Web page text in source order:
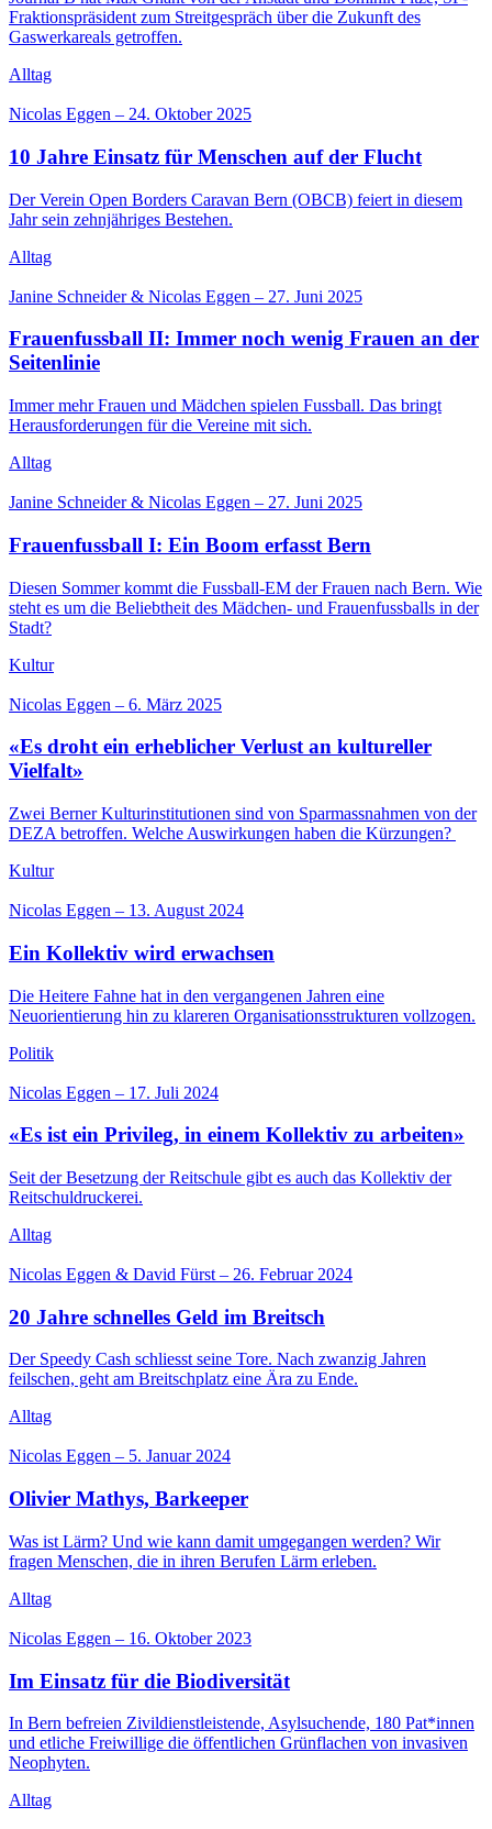
Fraktionspräsident zum Streitgespräch über die Zukunft des
Gaswerkareals getroffen.
Alltag
Nicolas Eggen – 24. Oktober 2025
10 Jahre Einsatz für Menschen auf der Flucht
Der Verein Open Borders Caravan Bern (OBCB) feiert in diesem
Jahr sein zehnjähriges Bestehen.
Alltag
Janine Schneider & Nicolas Eggen – 27. Juni 2025
Frauenfussball II: Immer noch wenig Frauen an der
Seitenlinie
Immer mehr Frauen und Mädchen spielen Fussball. Das bringt
Herausforderungen für die Vereine mit sich.
Alltag
Janine Schneider & Nicolas Eggen – 27. Juni 2025
Frauenfussball I: Ein Boom erfasst Bern
Diesen Sommer kommt die Fussball-EM der Frauen nach Bern. Wie
steht es um die Beliebtheit des Mädchen- und Frauenfussballs in der
Stadt?
Kultur
Nicolas Eggen – 6. März 2025
«Es droht ein erheblicher Verlust an kultureller
Vielfalt»
Zwei Berner Kulturinstitutionen sind von Sparmassnahmen von der
DEZA betroffen. Welche Auswirkungen haben die Kürzungen?
Kultur
Nicolas Eggen – 13. August 2024
Ein Kollektiv wird erwachsen
Die Heitere Fahne hat in den vergangenen Jahren eine
Neuorientierung hin zu klareren Organisationsstrukturen vollzogen.
Politik
Nicolas Eggen – 17. Juli 2024
«Es ist ein Privileg, in einem Kollektiv zu arbeiten»
Seit der Besetzung der Reitschule gibt es auch das Kollektiv der
Reitschuldruckerei.
Alltag
Nicolas Eggen & David Fürst – 26. Februar 2024
20 Jahre schnelles Geld im Breitsch
Der Speedy Cash schliesst seine Tore. Nach zwanzig Jahren
feilschen, geht am Breitschplatz eine Ära zu Ende.
Alltag
Nicolas Eggen – 5. Januar 2024
Olivier Mathys, Barkeeper
Was ist Lärm? Und wie kann damit umgegangen werden? Wir
fragen Menschen, die in ihren Berufen Lärm erleben.
Alltag
Nicolas Eggen – 16. Oktober 2023
Im Einsatz für die Biodiversität
In Bern befreien Zivildienstleistende, Asylsuchende, 180 Pat*innen
und etliche Freiwillige die öffentlichen Grünflachen von invasiven
Neophyten.
Alltag